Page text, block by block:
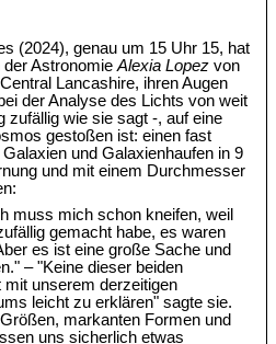
(2024), genau um 15 Uhr 15, hat
der AstronomieAlexia Lopez von
Lancashire, ihren Augen
der Analyse des Lichts von weit
zufällig wie sie sagt -, auf eine
gestoßen ist: einen fast
und Galaxienhaufen in 9
und mit einem Durchmesser
muss mich schon kneifen, weil
gemacht habe, es waren
es ist eine große Sache und
– "Keine dieser beiden
unserem derzeitigen
leicht zu erklären" sagte sie.
markanten Formen und
uns sicherlich etwas